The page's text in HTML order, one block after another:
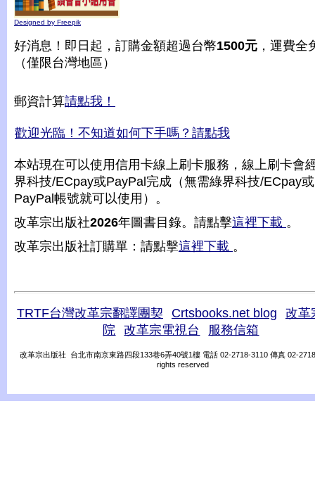
Designed by Freepik
好消息！即日起，訂購金額超過台幣1500元 ，運費全
（僅限台灣地區）
郵資計算請點我！
歡迎光臨！不知道如何下手嗎？請點我
本站現在可以使用信用卡線上刷卡服務，線上刷卡會
界科技/ECpay或PayPal完成（無需綠界科技/ECpay或
PayPal帳號就可以使用）。
改革宗出版社2026年圖書目錄。請點擊這裡下載 。
改革宗出版社訂購單：請點擊這裡下載 。
TRTF台灣改革宗翻譯團契 Crtsbooks.net blog
改革
院
改革宗電視台 服務信箱
改革宗出版社 台北市南京東路四段133巷6弄40號1樓 電話 02-2718-3110 傳真 02-
rights reserved